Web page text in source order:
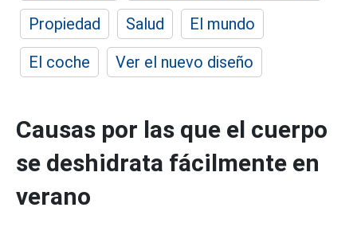
Propiedad
Salud
El mundo
El coche
Ver el nuevo diseño
Causas por las que el cuerpo
se deshidrata fácilmente en
verano